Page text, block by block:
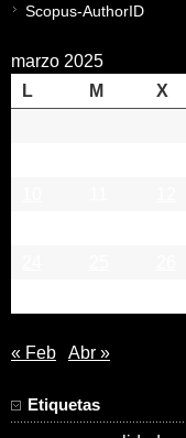
Scopus-AuthorID
marzo 2025
L
M X
« Feb Abr »
Etiquetas